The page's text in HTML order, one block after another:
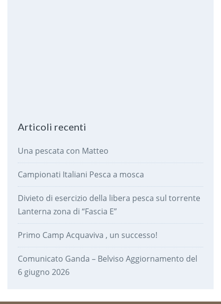
Articoli recenti
Una pescata con Matteo
Campionati Italiani Pesca a mosca
Divieto di esercizio della libera pesca sul torrente
Lanterna zona di “Fascia E”
Primo Camp Acquaviva , un successo!
Comunicato Ganda – Belviso Aggiornamento del
6 giugno 2026